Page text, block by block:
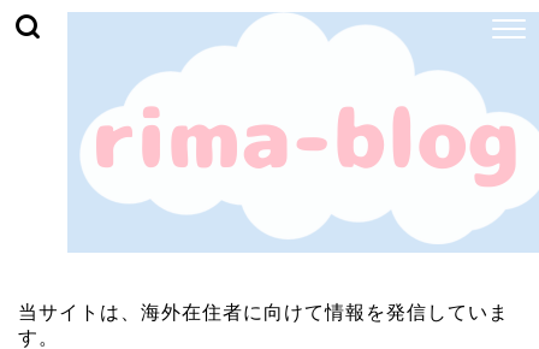
当サイトは、海外在住者に向けて情報を発信していま
す。